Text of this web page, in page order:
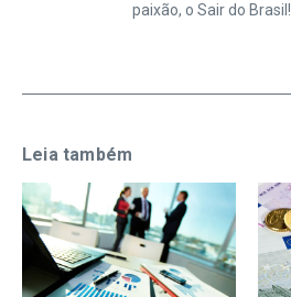
paixão, o Sair do Brasil!
Leia também